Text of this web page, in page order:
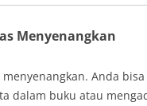
Menyenangkan
Anda
dalam buku atau